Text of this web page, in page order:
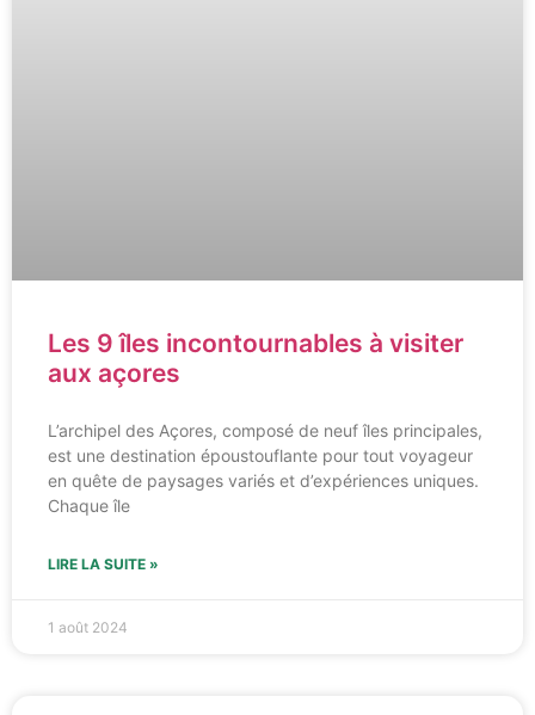
Les 9 îles incontournables à visiter
aux açores
L’archipel des Açores, composé de neuf îles principales,
est une destination époustouflante pour tout voyageur
en quête de paysages variés et d’expériences uniques.
Chaque île
LIRE LA SUITE »
1 août 2024